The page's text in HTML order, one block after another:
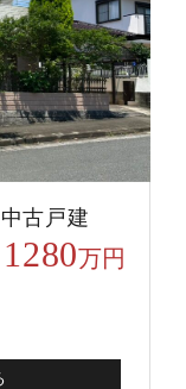
古戸建
1280万円